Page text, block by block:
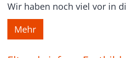
Wir haben noch viel vor in
Mehr